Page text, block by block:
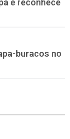
buracos no